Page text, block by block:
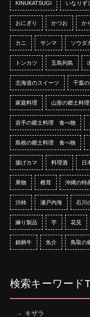
KINUKATSUGI いなりず
おにぎり かつお か
カニ サンマ ソウダ
トンカツ 五島列島
北海道のスイーツ 千葉
家庭料理 山形の郷土料
岩手の郷土料理 食べ物
島根の郷土料理 食べ物
揚げカマ 料理酒 日
果物 椎茸 沖縄の特
渋柿 瀬戸内海 石川
練り製品 芋 花見
銘柄牛 魚介 鳥取の
検索キーワード
キザラ